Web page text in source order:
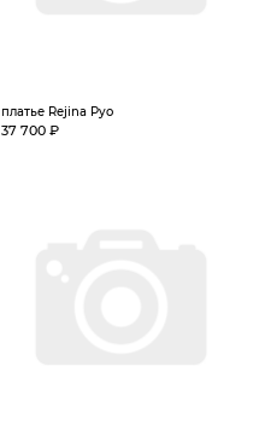
платье Rejina Pyo
37 700 ₽